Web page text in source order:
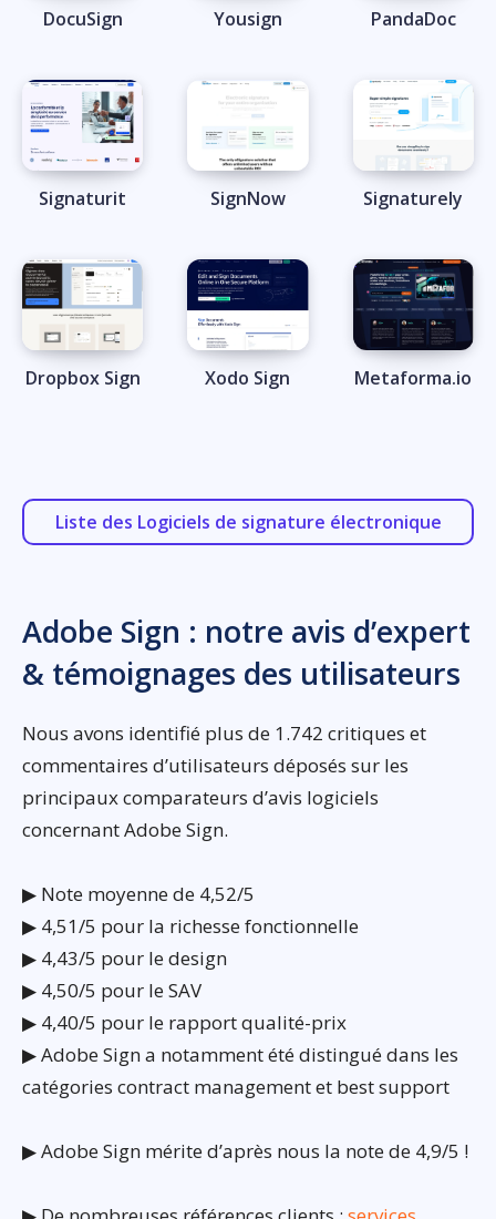
DocuSign Yousign PandaDoc
Signaturit SignNow Signaturely
Dropbox Sign Xodo Sign Metaforma.io
Liste des Logiciels de signature électronique
Adobe Sign : notre avis d’expert
& témoignages des utilisateurs
Nous avons identifié plus de 1.742 critiques et
commentaires d’utilisateurs déposés sur les
principaux comparateurs d’avis logiciels
concernant Adobe Sign.
▶ Note moyenne de 4,52/5
▶ 4,51/5 pour la richesse fonctionnelle
▶ 4,43/5 pour le design
▶ 4,50/5 pour le SAV
▶ 4,40/5 pour le rapport qualité-prix
▶ Adobe Sign a notamment été distingué dans les
catégories contract management et best support
▶ Adobe Sign mérite d’après nous la note de 4,9/5 !